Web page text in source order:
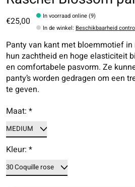
€25,00
In voorraad online (9)
In de winkel: Beschikbaarheid
Panty van kant met bloemmotief
hun zachtheid en hoge elasticiteit
en comfortabele pasvorm. Ze
panty’s worden gedragen om een
te geven.
Maat: *
Kleur: *